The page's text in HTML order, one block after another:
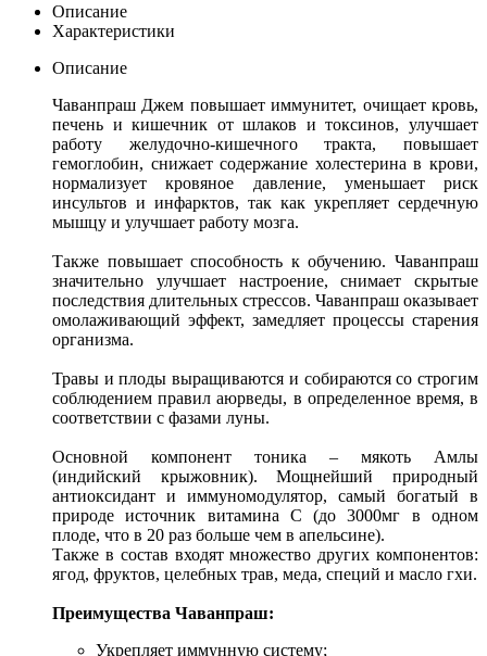
Описание
Характеристики
Описание
Чаванпраш Джем повышает иммунитет, очищает кровь,
печень и кишечник от шлаков и токсинов, улучшает
работу желудочно-кишечного тракта, повышает
гемоглобин, снижает содержание холестерина в крови,
нормализует кровяное давление, уменьшает риск
инсультов и инфарктов, так как укрепляет сердечную
мышцу и улучшает работу мозга.
Также повышает способность к обучению. Чаванпраш
значительно улучшает настроение, снимает скрытые
последствия длительных стрессов. Чаванпраш оказывает
омолаживающий эффект, замедляет процессы старения
организма.
Травы и плоды выращиваются и собираются со строгим
соблюдением правил аюрведы, в определенное время, в
соответствии с фазами луны.
Основной компонент тоника – мякоть Амлы
(индийский крыжовник). Мощнейший природный
антиоксидант и иммуномодулятор, самый богатый в
природе источник витамина C (до 3000мг в одном
плоде, что в 20 раз больше чем в апельсине).
Также в состав входят множество других компонентов:
ягод, фруктов, целебных трав, меда, специй и масло гхи.
Преимущества Чаванпраш:
Укрепляет иммунную систему;